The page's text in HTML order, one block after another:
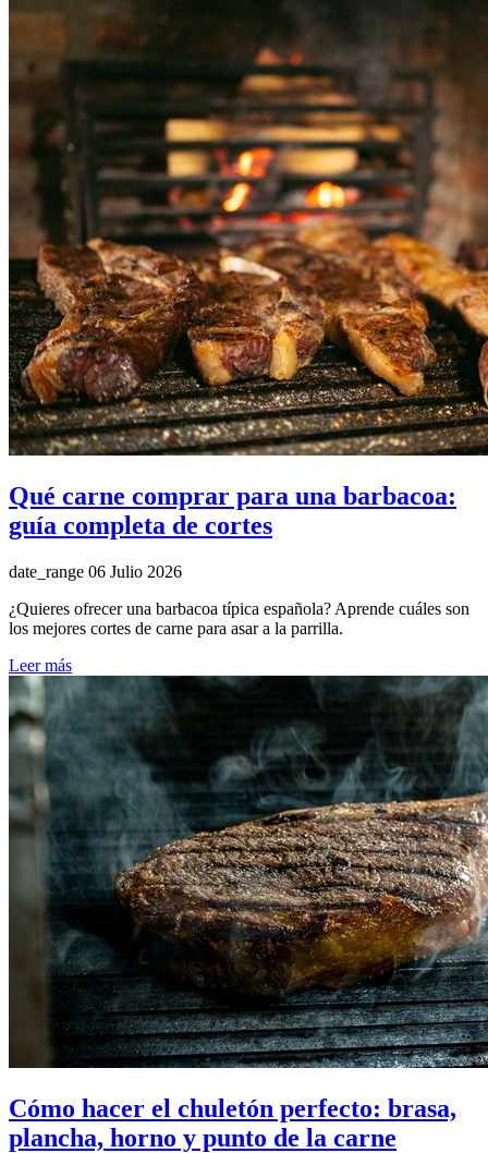
Qué carne comprar para una barbacoa:
guía completa de cortes
date_range 06 Julio 2026
¿Quieres ofrecer una barbacoa típica española? Aprende cuáles son
los mejores cortes de carne para asar a la parrilla.
Leer más
Cómo hacer el chuletón perfecto: brasa,
plancha, horno y punto de la carne